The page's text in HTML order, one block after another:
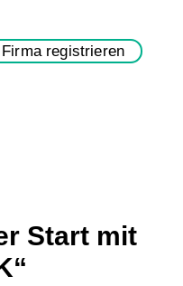
registrieren
Start mit